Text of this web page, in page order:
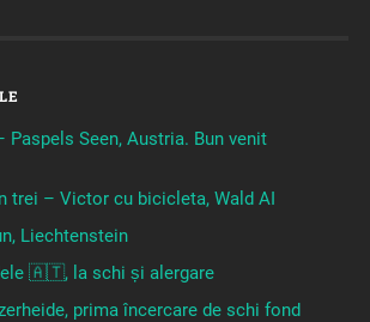
Paspels Seen, Austria. Bun venit
trei – Victor cu bicicleta, Wald AI
Liechtenstein
🇦🇹, la schi și alergare
prima încercare de schi fond